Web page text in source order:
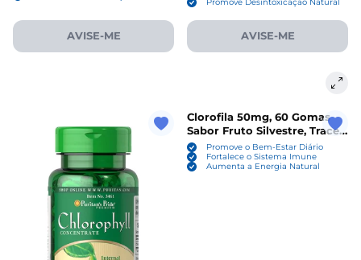
AVISE-ME
Promove Desintoxicação Natural
AVISE-ME
Clorofila 50mg, 60 Gomas
Sabor Fruto Silvestre, Trace
Minerals
Promove o Bem-Estar Diário
Fortalece o Sistema Imune
Aumenta a Energia Natural